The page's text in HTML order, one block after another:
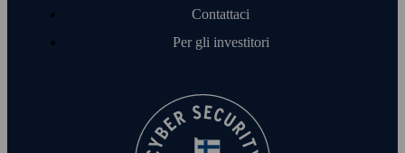
Contattaci
Per gli investitori